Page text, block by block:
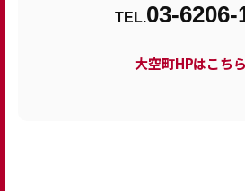
TEL.03-6206-
大空町HPはこちら